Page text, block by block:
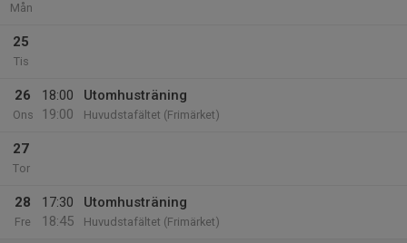
Mån
25
Tis
26
Ons
18:00
19:00
Utomhusträning
Huvudstafältet (Frimärket)
27
Tor
28
Fre
17:30
18:45
Utomhusträning
Huvudstafältet (Frimärket)